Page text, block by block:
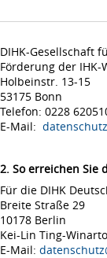
DIHK-Gesellschaft
Förderung der
Holbeinstr. 13-15
53175 Bonn
Telefon: 0228
E-Mail:
2. So erreichen Sie
Für die DIHK
Breite Straße 29
10178 Berlin
Kei-Lin Ting-Winarto
E-Mail: